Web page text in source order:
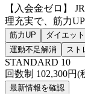
【入会金ゼロ】
理充実で、筋力
筋力UP ダイエット
運動不足解消
スト
STANDARD 10
回数制 102,300円(
最新情報を確認